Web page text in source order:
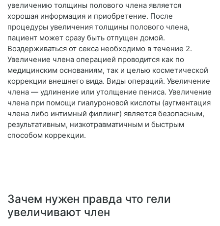
увеличению толщины полового члена является
хорошая информация и приобретение. После
процедуры увеличения толщины полового члена,
пациент может сразу быть отпущен домой.
Воздерживаться от секса необходимо в течение 2.
Увеличение члена операцией проводится как по
медицинским основаниям, так и целью косметической
коррекции внешнего вида. Виды операций. Увеличение
члена — удлинение или утолщение пениса. Увеличение
члена при помощи гиалуроновой кислоты (аугментация
члена либо интимный филлинг) является безопасным,
результативным, низкотравматичным и быстрым
способом коррекции.
Зачем нужен правда что гели
увеличивают член